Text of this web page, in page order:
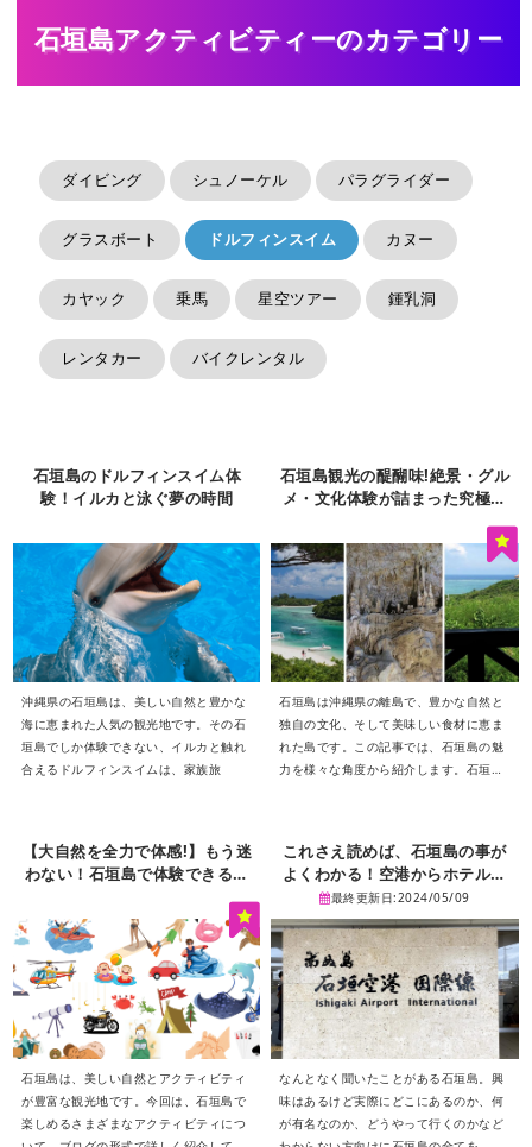
石垣島アクティビティーのカテゴリー
ダイビング シュノーケル パラグライダー
グラスボート ドルフィンスイム カヌー
カヤック 乗馬 星空ツアー 鍾乳洞
レンタカー バイクレンタル
石垣島のドルフィンスイム体
験！イルカと泳ぐ夢の時間
沖縄県の石垣島は、美しい自然と豊かな
海に恵まれた人気の観光地です。その石
垣島でしか体験できない、イルカと触れ
合えるドルフィンスイムは、家族旅
石垣島観光の醍醐味!絶景・グル
メ・文化体験が詰まった究極ガ
石垣島は沖縄県の離島で、豊かな自然と
独自の文化、そして美味しい食材に恵ま
れた島です。この記事では、石垣島の魅
力を様々な角度から紹介します。石垣島
むための情報が詰まっています。観光の
計画を立てる際の参考にしていただけれ
ば幸いです。
【大自然を全力で体感!】もう迷
わない！石垣島で体験できるア
石垣島は、美しい自然とアクティビティ
が豊富な観光地です。今回は、石垣島で
楽しめるさまざまなアクティビティにつ
これさえ読めば、石垣島の事が
よくわかる！空港からホテルや
アクティビティを徹底取材。
最終更新日:2024/05/09
なんとなく聞いたことがある石垣島。興
味はあるけど実際にどこにあるのか、何
が有名なのか、どうやって行くのかなど